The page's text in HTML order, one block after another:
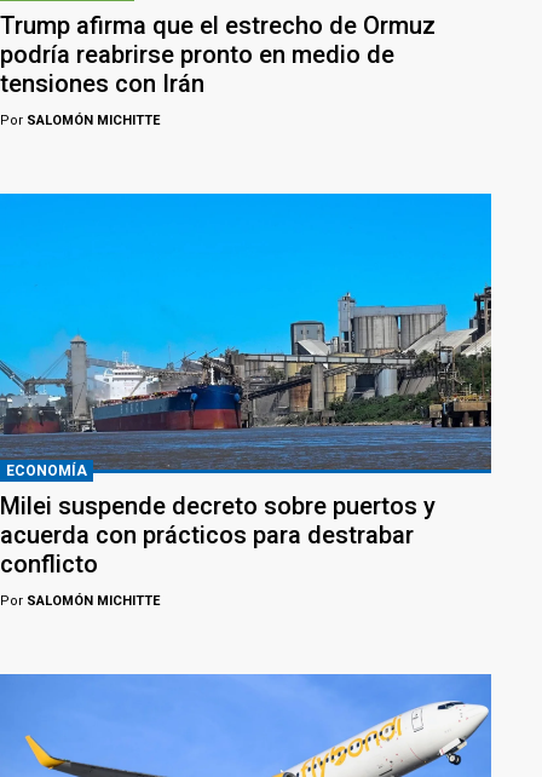
Trump afirma que el estrecho de Ormuz
podría reabrirse pronto en medio de
tensiones con Irán
Por SALOMÓN MICHITTE
ECONOMÍA
Milei suspende decreto sobre puertos y
acuerda con prácticos para destrabar
conflicto
Por SALOMÓN MICHITTE